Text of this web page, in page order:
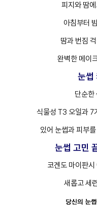
피지와 땀
아침부터
땀과 번짐
완벽한 메이
눈썹
단순한
식물성 T3 오일과 7
있어 눈썹과 피부
눈썹 고민
코겐도 마이판
새롭고 세